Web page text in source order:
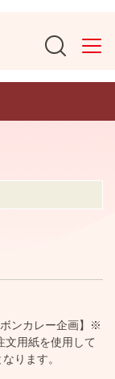
ンカレー企画】※
文用紙を使用して
ます。